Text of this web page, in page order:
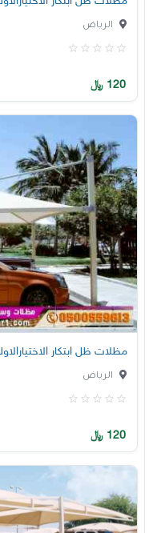
الرياض
120 ﷼
مظلات ظل ابتكار
الرياض
120 ﷼